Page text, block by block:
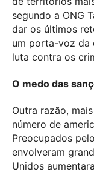
segundo a ONG
dar os últimos
um porta-voz da
luta contra os
O medo das
Outra razão,
número de
Preocupados
envolveram
Unidos